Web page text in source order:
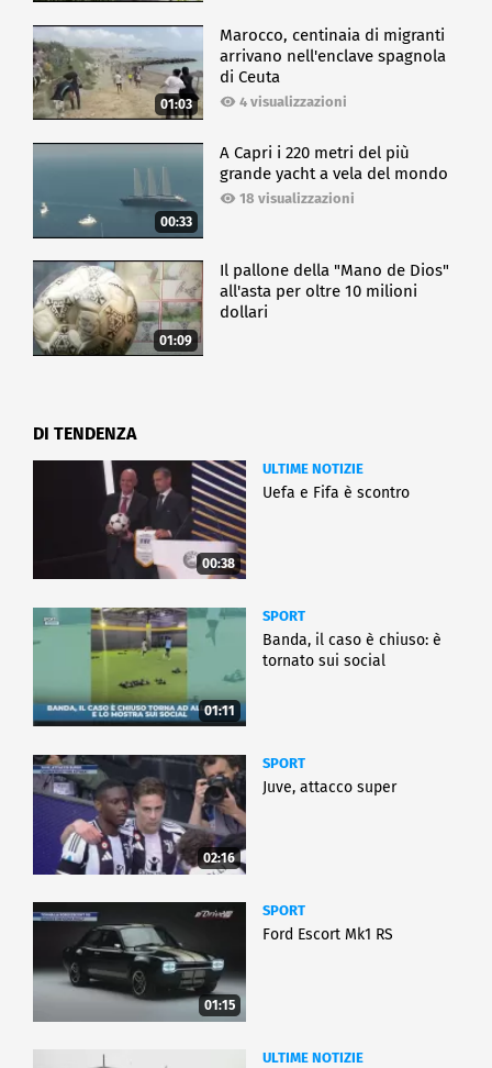
01:03
Marocco, centinaia di migranti
arrivano nell'enclave spagnola
di Ceuta
4 visualizzazioni
00:33
A Capri i 220 metri del più
grande yacht a vela del mondo
18 visualizzazioni
01:09
Il pallone della "Mano de Dios"
all'asta per oltre 10 milioni
dollari
DI TENDENZA
00:38
ULTIME NOTIZIE
Uefa e Fifa è scontro
01:11
SPORT
Banda, il caso è chiuso: è
tornato sui social
02:16
SPORT
Juve, attacco super
01:15
SPORT
Ford Escort Mk1 RS
ULTIME NOTIZIE